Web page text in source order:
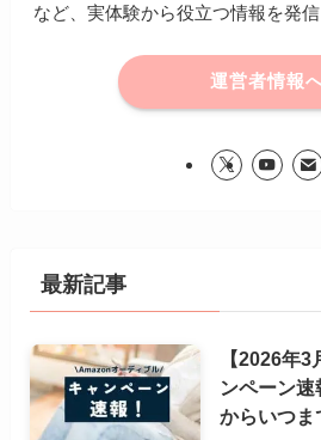
など、実体験から役立つ情報を発信
運営者情報
最新記事
【2026年
ンペーン
からいつま